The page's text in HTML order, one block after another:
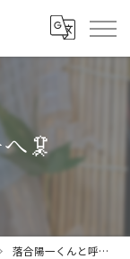
へ🦑
落合陽一くんと呼子へ🦑